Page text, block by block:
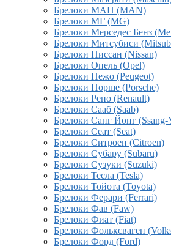
Брелоки МАН (MAN)
Брелоки МГ (MG)
Брелоки Мерседес Бенз
Брелоки Митсубиси
Брелоки Ниссан (Nissan)
Брелоки Опель (Opel)
Брелоки Пежо (Peugeot)
Брелоки Порше (Porsche)
Брелоки Рено (Renault)
Брелоки Сааб (Saab)
Брелоки Санг Йонг (Ssang-
Брелоки Сеат (Seat)
Брелоки Ситроен (Citroen)
Брелоки Субару (Subaru)
Брелоки Сузуки (Suzuki)
Брелоки Тесла (Tesla)
Брелоки Тойота (Toyota)
Брелоки Ферари (Ferrari)
Брелоки Фав (Faw)
Брелоки Фиат (Fiat)
Брелоки Фольксваген
Брелоки Форд (Ford)